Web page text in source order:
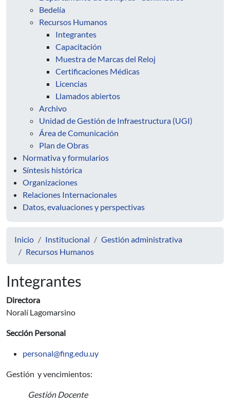
Bedelía
Recursos Humanos
Integrantes
Capacitación
Muestra de Marcas del Reloj
Certificaciones Médicas
Licencias
Llamados abiertos
Archivo
Unidad de Gestión de Infraestructura (UGI)
Área de Comunicación
Plan de Obras
Normativa y formularios
Síntesis histórica
Organizaciones
Relaciones Internacionales
Datos, evaluaciones y perspectivas
Inicio Institucional
Gestión administrativa
Recursos Humanos
Integrantes
Directora
Noralí Lagomarsino
Sección Personal
personal@fing.edu.uy
Gestión y vencimientos:
Gestión Docente